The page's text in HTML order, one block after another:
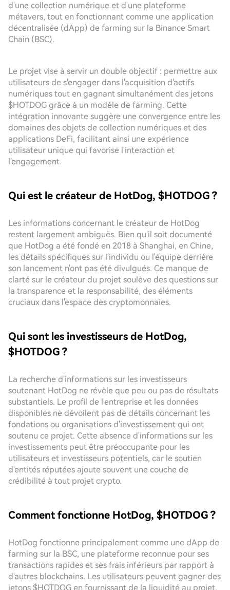
d'une collection numérique et d'une plateforme
métavers, tout en fonctionnant comme une application
décentralisée (dApp) de farming sur la Binance Smart
Chain (BSC).
Le projet vise à servir un double objectif : permettre aux
utilisateurs de s'engager dans l'acquisition d'actifs
numériques tout en gagnant simultanément des jetons
$HOTDOG grâce à un modèle de farming. Cette
intégration innovante suggère une convergence entre les
domaines des objets de collection numériques et des
applications DeFi, facilitant ainsi une expérience
utilisateur unique qui favorise l'interaction et
l'engagement.
Qui est le créateur de HotDog, $HOTDOG ?
Les informations concernant le créateur de HotDog
restent largement ambiguës. Bien qu'il soit documenté
que HotDog a été fondé en 2018 à Shanghai, en Chine,
les détails spécifiques sur l'individu ou l'équipe derrière
son lancement n'ont pas été divulgués. Ce manque de
clarté sur le créateur du projet soulève des questions sur
la transparence et la responsabilité, des éléments
cruciaux dans l'espace des cryptomonnaies.
Qui sont les investisseurs de HotDog,
$HOTDOG ?
La recherche d'informations sur les investisseurs
soutenant HotDog ne révèle que peu ou pas de résultats
substantiels. Le profil de l'entreprise et les données
disponibles ne dévoilent pas de détails concernant les
fondations ou organisations d'investissement qui ont
soutenu ce projet. Cette absence d'informations sur les
investissements peut être préoccupante pour les
utilisateurs et investisseurs potentiels, car le soutien
d'entités réputées ajoute souvent une couche de
crédibilité à tout projet crypto.
Comment fonctionne HotDog, $HOTDOG ?
HotDog fonctionne principalement comme une dApp de
farming sur la BSC, une plateforme reconnue pour ses
transactions rapides et ses frais inférieurs par rapport à
d'autres blockchains. Les utilisateurs peuvent gagner des
jetons $HOTDOG en fournissant de la liquidité au projet,